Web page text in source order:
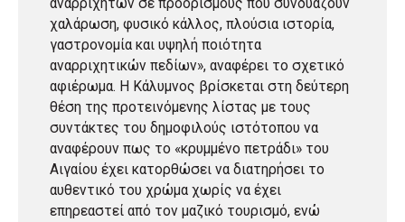
χαλάρωση, φυσικό κάλλος, πλούσια ιστορία,
γαστρονομία και υψηλή ποιότητα
αναρριχητικών πεδίων», αναφέρει το σχετικό
αφιέρωμα. Η Κάλυμνος βρίσκεται στη δεύτερη
θέση της προτεινόμενης λίστας με τους
συντάκτες του δημοφιλούς ιστότοπου να
αναφέρουν πως το «κρυμμένο πετράδι» του
Αιγαίου έχει κατορθώσει να διατηρήσει το
αυθεντικό του χρώμα χωρίς να έχει
επηρεαστεί από τον μαζικό τουρισμό, ενώ